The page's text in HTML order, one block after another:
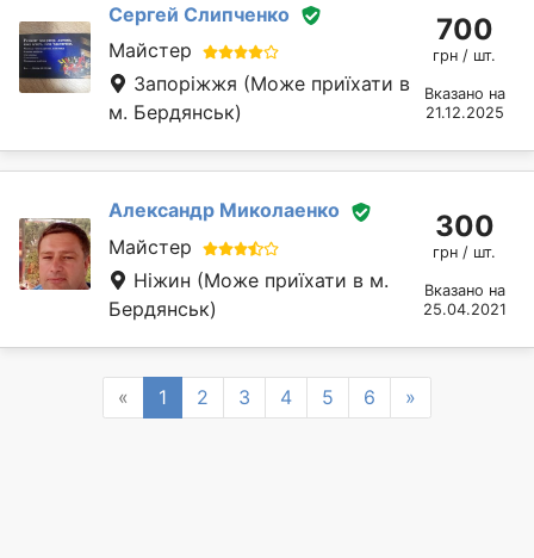
Сергей Слипченко
Майстер
Запоріжжя (Може приїхати в
м. Бердянськ)
700
грн / шт.
Вказано на
21.12.2025
Александр Миколаенко
Майстер
Ніжин (Може приїхати в м.
Бердянськ)
300
грн / шт.
Вказано на
25.04.2021
« Previous
1 2 3 4 5 6 »